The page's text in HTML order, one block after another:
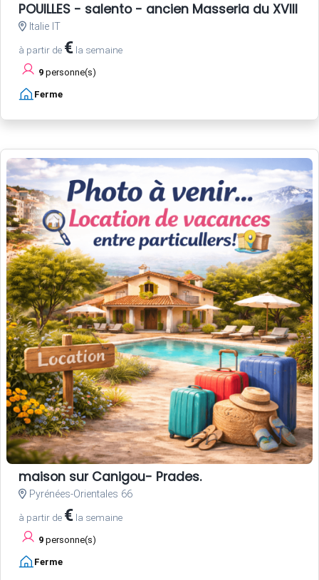
POUILLES - salento - ancien Masseria du XVIII
Italie IT
à partir de € la semaine
9 personne(s)
Ferme
maison sur Canigou- Prades.
Pyrénées-Orientales 66
à partir de € la semaine
9 personne(s)
Ferme